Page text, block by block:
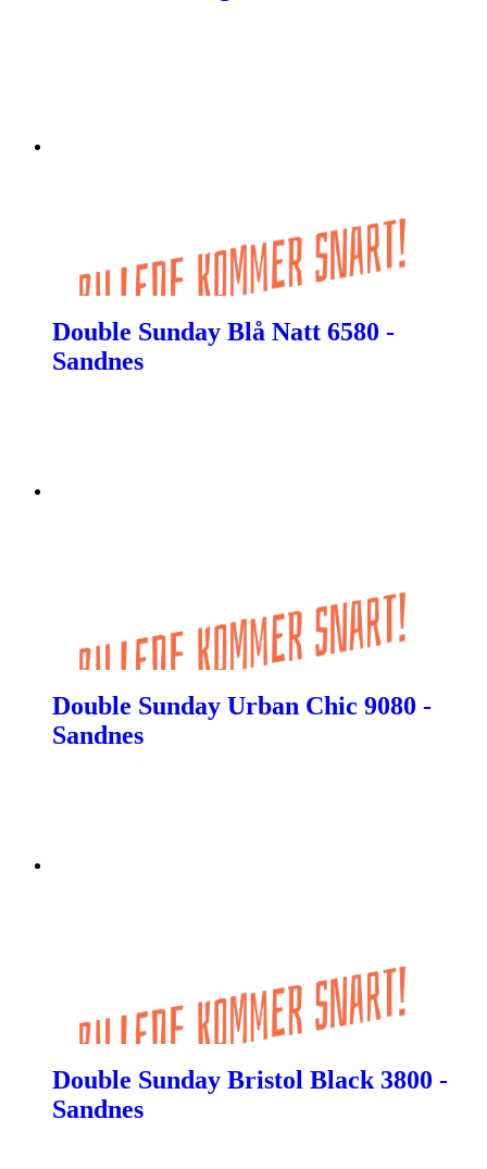
Double Sunday Blå Natt 6580 -
Sandnes
Double Sunday Urban Chic 9080 -
Sandnes
Double Sunday Bristol Black 3800 -
Sandnes